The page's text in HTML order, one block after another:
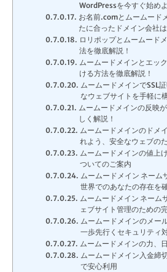
WordPressを今すぐ始め
お名前.comとムームード
たに合ったドメイン会社
ロリポップとムームード
法を徹底解説！
ムームードメインとエッ
ける方法を徹底解説！
ムームードメインでSSL
なウェブサイトを手軽に
ムームードメインの反映
しく解説！
ムームードメインのドメ
れよう、安全なウェブの
ムームードメインの値上
ついてのご案内
ムームードメイン ネーム
世界でのあなたの存在を
ムームードメイン ネーム
ェブサイト管理のための
ムームードメインのメー
一歩先行くセキュリティ
ムームードメインの力、
ムームードメイン入金締
で安心利用